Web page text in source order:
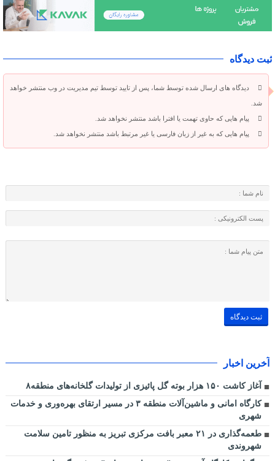
ثبت دیدگاه
دیدگاه های ارسال شده توسط شما، پس از تایید توسط تیم مدیریت در وب منتشر خواهد
شد.
پیام هایی که حاوی تهمت یا افترا باشد منتشر نخواهد شد.
پیام هایی که به غیر از زبان فارسی یا غیر مرتبط باشد منتشر نخواهد شد.
آخرین اخبار
آغاز کاشت ۱۵۰ هزار بوته گل پائیزی از تولیدات گلخانه‌های منطقه۸
کارگاه امانی و ماشین‌آلات منطقه ۳ در مسیر ارتقای بهره‌وری و خدمات
شهری
طعمه‌گذاری در ۲۱ معبر بافت مرکزی تبریز به منظور تامین سلامت
شهروندی